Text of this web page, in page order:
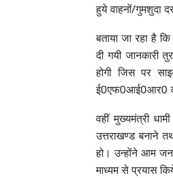
हुये वाहनों/गुमशुदा
बताया जा रहा है
दी गयी जानकारी
होगी जिस पर
ई0एफ0आई0आर0
वहीं मुख्यमंत्री
उत्तराखण्ड बनाने
हो। उन्होंने आम
माध्यम से प्रयास